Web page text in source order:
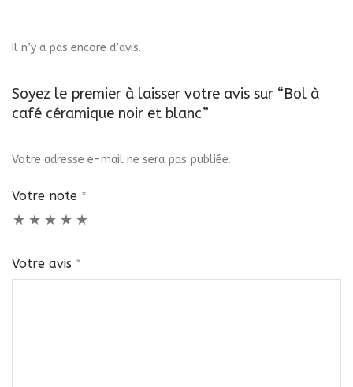
Il n’y a pas encore d’avis.
Soyez le premier à laisser votre avis sur “Bol à
café céramique noir et blanc”
Votre adresse e-mail ne sera pas publiée.
Votre note *
Votre avis *